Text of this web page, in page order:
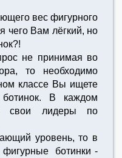
вес фигурного
чего Вам лёгкий, но
не принимая во
то необходимо
классе Вы ищете
В каждом
свои лидеры по
уровень, то в
фигурные ботинки -